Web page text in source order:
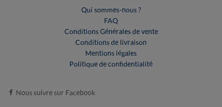
Qui sommes-nous ?
FAQ
Conditions Générales de vente
Conditions de livraison
Mentions légales
Politique de confidentialité
Nous suivre sur Facebook